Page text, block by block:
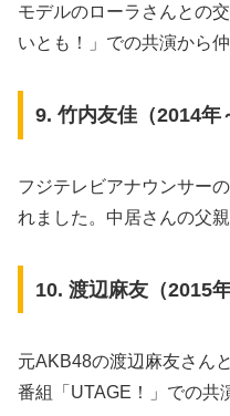
モデルのローラさんとの
いとも！」での共演から
9. 竹内友佳（2014年
フジテレビアナウンサー
れました。中居さんの父
10. 渡辺麻友（2015年
元AKB48の渡辺麻友さん
番組「UTAGE！」での共